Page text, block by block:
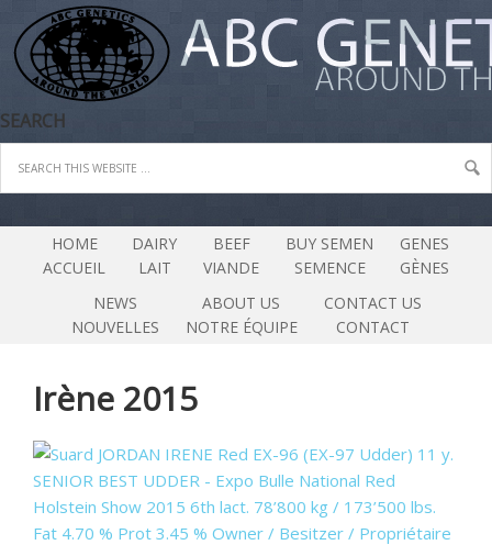
SEARCH
HOME
ACCUEIL
DAIRY
LAIT
BEEF
VIANDE
BUY SEMEN
SEMENCE
GENES
GÈNES
NEWS
NOUVELLES
ABOUT US
NOTRE ÉQUIPE
CONTACT US
CONTACT
Irène 2015